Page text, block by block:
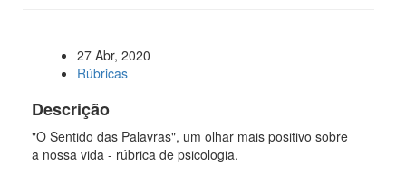
27 Abr, 2020
Rúbricas
Descrição
"O Sentido das Palavras", um olhar mais positivo sobre
a nossa vida - rúbrica de psicologia.